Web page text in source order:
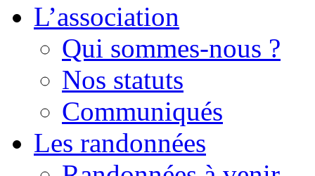
L’association
Qui sommes-nous ?
Nos statuts
Communiqués
Les randonnées